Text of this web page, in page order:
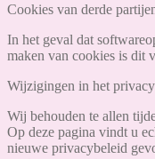
Cookies van derde
In het geval dat
maken van cookies is dit
Wijzigingen in het
Wij behouden te allen
Op deze pagina vindt u
nieuwe privacybeleid